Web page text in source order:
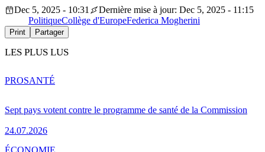
Dec 5, 2025 - 10:31
Dernière mise à jour: Dec 5, 2025 - 11:15
PolitiqueCollège d'EuropeFederica Mogherini
Print Partager
LES PLUS LUS
Sept pays votent contre le programme de santé de la Commission
24.07.2026
PROSANTÉ
ÉCONOMIE